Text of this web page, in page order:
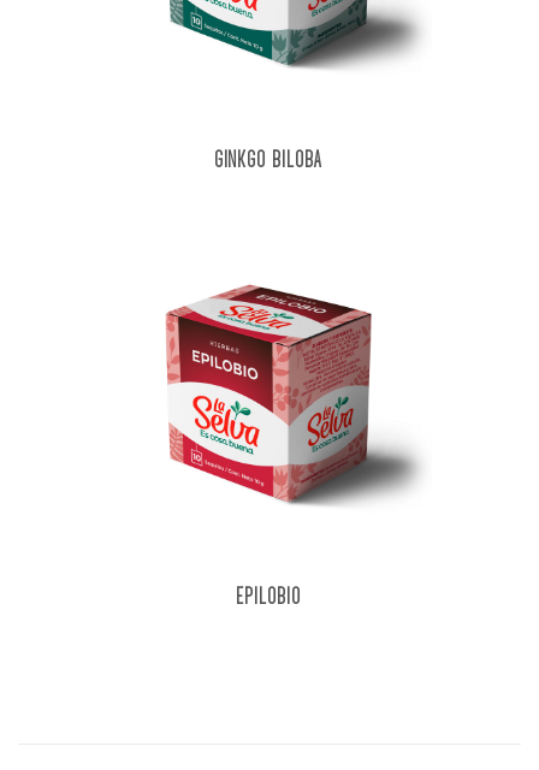
GINKGO BILOBA
EPILOBIO